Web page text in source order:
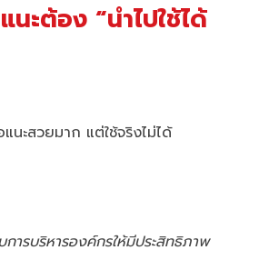
นะต้อง “นำไปใช้ได้
นะสวยมาก แต่ใช้จริงไม่ได้
การบริหารองค์กรให้มีประสิทธิภาพ